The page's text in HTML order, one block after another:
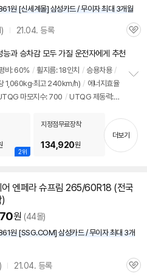
원 [신세계몰] 삼성카드 / 무이자 최대 3개월
21.04. 등록
관
과 승차감 모두 가질 운전자에게 추천
비: 60% / 휠지름: 18인치 / 승용차용 /
1,060kg·최고 240km/h) / 에너지효율
마모지수: 700 / UTQG 제동력:
기
2위
지정점무료장착
134,920원
더보기
엔페라슈프림 265/60R18 (전국
원 (44몰)
원 [SSG.COM] 삼성카드 / 무이자 최대 3개
21.04. 등록
관